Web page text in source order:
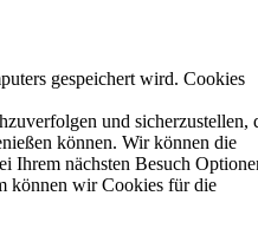
gespeichert wird. Cookies
und sicherzustellen,
können. Wir können die
Ihrem nächsten Besuch
können wir Cookies für die